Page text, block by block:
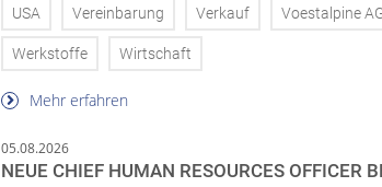
USA Vereinbarung Verkauf Voestalpine
Werkstoffe Wirtschaft
Mehr erfahren
05.08.2026
NEUE CHIEF HUMAN RESOURCES OFFICER